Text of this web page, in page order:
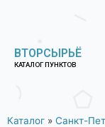
ВТОРСЫРЬЁ
КАТАЛОГ ПУНКТОВ
Каталог » Санкт-